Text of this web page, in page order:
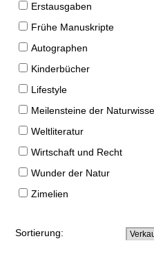
Erstausgaben
Frühe Manuskripte
Autographen
Kinderbücher
Lifestyle
Meilensteine der
Weltliteratur
Wirtschaft und Recht
Wunder der Natur
Zimelien
Sortierung: